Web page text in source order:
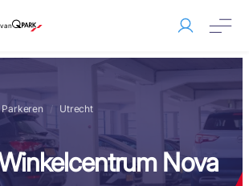
Parkeren Utrecht
Nova